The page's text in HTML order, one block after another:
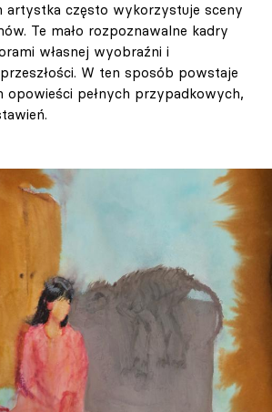
artystka często wykorzystuje sceny
Te mało rozpoznawalne kadry
własnej wyobraźni i
W ten sposób powstaje
opowieści pełnych przypadkowych,